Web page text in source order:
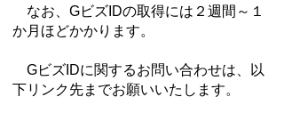
なお、GビズIDの取得には２週間～１
か月ほどかかります。
GビズIDに関するお問い合わせは、以
下リンク先までお願いいたします。